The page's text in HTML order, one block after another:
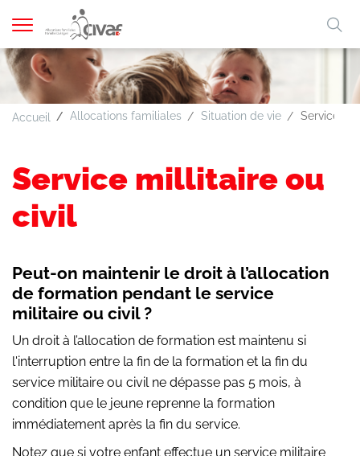
A A A
Afficher
la
navigation
Accueil Allocations familiales Situation de vie Service
Service millitaire ou
civil
Peut-on maintenir le droit à l’allocation
de formation pendant le service
militaire ou civil ?
Un droit à l’allocation de formation est maintenu si
l'interruption entre la fin de la formation et la fin du
service militaire ou civil ne dépasse pas 5 mois, à
condition que le jeune reprenne la formation
immédiatement après la fin du service.
Notez que si votre enfant effectue un service militaire